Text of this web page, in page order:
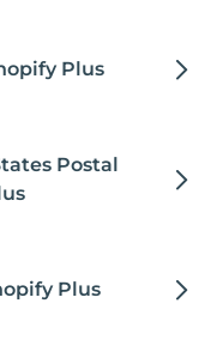
Plus
Postal
Plus